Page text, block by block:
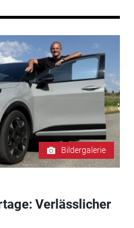
Bildergalerie
Verlässlicher